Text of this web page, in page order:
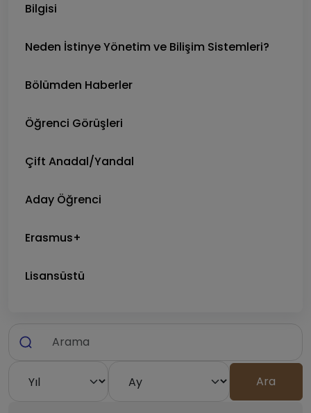
Bilgisi
Neden İstinye Yönetim ve Bilişim Sistemleri?
Bölümden Haberler
Öğrenci Görüşleri
Çift Anadal/Yandal
Aday Öğrenci
Erasmus+
Lisansüstü